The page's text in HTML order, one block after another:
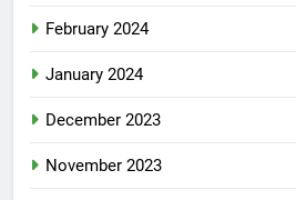
February 2024
January 2024
December 2023
November 2023